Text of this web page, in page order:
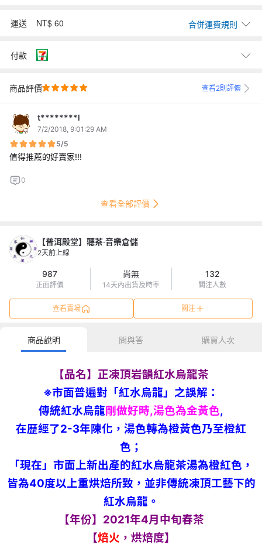
國外+國內物流，出貨時間會從抵達台灣後交寄物流時間計算。
運送 NT$ 60 合併運費規則
7-11取貨付款
付款
商品評價 查看2則評價
t********l
7/2/2018, 9:01:29 AM
5/5
值得推薦的好賣家!!!
0
查看全部評價
【普洱殿堂】聽茶‧音樂倉儲
2天前上線
987
正面評價
尚無
14天內出貨及時率
132
關注人數
查看賣場 關注
商品說明 問與答 購買人次
【品名】正凍頂岩韻紅水烏龍茶
※市面普遍對「紅水烏龍」之誤解：
傳統紅水烏龍剛做好時,湯色為金黃色,
在歷經了2-3年陳化，湯色轉為橙黃色乃至橙紅
色；
「現在」市面上新出產的紅水烏龍茶湯為橙紅色，
皆為40度以上重烘焙所致，並非傳統凍頂工藝下的
紅水烏龍。
【年份】2021年4月中旬春茶
【焙火 ，烘焙度】